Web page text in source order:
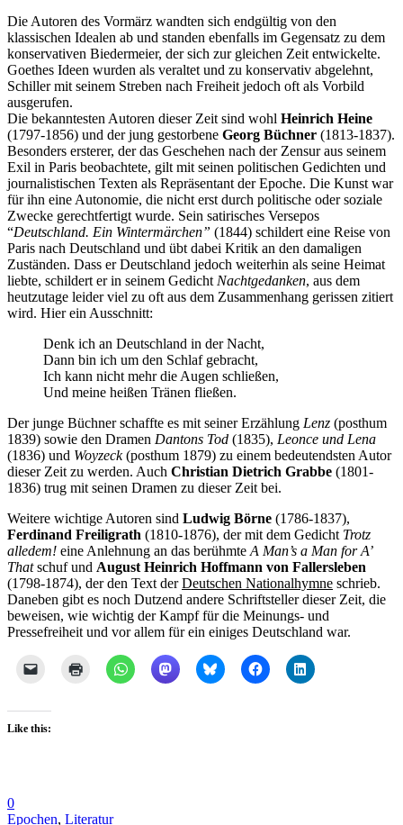
Die Autoren des Vormärz wandten sich endgültig von den
klassischen Idealen ab und standen ebenfalls im Gegensatz zu dem
konservativen Biedermeier, der sich zur gleichen Zeit entwickelte.
Goethes Ideen wurden als veraltet und zu konservativ abgelehnt,
Schiller mit seinem Streben nach Freiheit jedoch oft als Vorbild
ausgerufen.
Die bekanntesten Autoren dieser Zeit sind wohl Heinrich Heine
(1797-1856) und der jung gestorbene Georg Büchner (1813-1837).
Besonders ersterer, der das Geschehen nach der Zensur aus seinem
Exil in Paris beobachtete, gilt mit seinen politischen Gedichten und
journalistischen Texten als Repräsentant der Epoche. Die Kunst war
für ihn eine Autonomie, die nicht erst durch politische oder soziale
Zwecke gerechtfertigt wurde. Sein satirisches Versepos
“Deutschland. Ein Wintermärchen” (1844) schildert eine Reise von
Paris nach Deutschland und übt dabei Kritik an den damaligen
Zuständen. Dass er Deutschland jedoch weiterhin als seine Heimat
liebte, schildert er in seinem GedichtNachtgedanken, aus dem
heutzutage leider viel zu oft aus dem Zusammenhang gerissen zitiert
wird. Hier ein Ausschnitt:
Denk ich an Deutschland in der Nacht,
Dann bin ich um den Schlaf gebracht,
Ich kann nicht mehr die Augen schließen,
Und meine heißen Tränen fließen.
Der junge Büchner schaffte es mit seiner Erzählung Lenz (posthum
1839) sowie den Dramen Dantons Tod (1835), Leonce und Lena
(1836) und Woyzeck(posthum 1879) zu einem bedeutendsten Autor
dieser Zeit zu werden. Auch Christian Dietrich Grabbe (1801-
1836) trug mit seinen Dramen zu dieser Zeit bei.
Weitere wichtige Autoren sind Ludwig Börne (1786-1837),
Ferdinand Freiligrath (1810-1876), der mit dem Gedicht Trotz
alledem! eine Anlehnung an das berühmteA Man’s a Man for A’
Thatschuf und August Heinrich Hoffmann von Fallersleben
(1798-1874), der den Text derDeutschen Nationalhymne schrieb.
Daneben gibt es noch Dutzend andere Schriftsteller dieser Zeit, die
beweisen, wie wichtig der Kampf für die Meinungs- und
Pressefreiheit und vor allem für ein einiges Deutschland war.
Like this:
0
Epochen, Literatur